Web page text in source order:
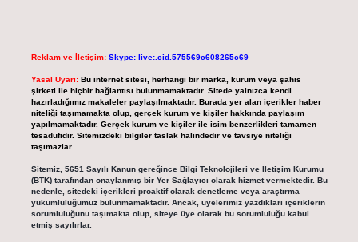
Reklam ve İletişim: Skype: live:.cid.575569c608265c69
Yasal Uyarı: Bu internet sitesi, herhangi bir marka, kurum veya şahıs
şirketi ile hiçbir bağlantısı bulunmamaktadır. Sitede yalnızca kendi
hazırladığımız makaleler paylaşılmaktadır. Burada yer alan içerikler haber
niteliği taşımamakta olup, gerçek kurum ve kişiler hakkında paylaşım
yapılmamaktadır. Gerçek kurum ve kişiler ile isim benzerlikleri tamamen
tesadüfidir. Sitemizdeki bilgiler taslak halindedir ve tavsiye niteliği
taşımazlar.
Sitemiz, 5651 Sayılı Kanun gereğince Bilgi Teknolojileri ve İletişim Kurumu
(BTK) tarafından onaylanmış bir Yer Sağlayıcı olarak hizmet vermektedir. Bu
nedenle, sitedeki içerikleri proaktif olarak denetleme veya araştırma
yükümlülüğümüz bulunmamaktadır. Ancak, üyelerimiz yazdıkları içeriklerin
sorumluluğunu taşımakta olup, siteye üye olarak bu sorumluluğu kabul
etmiş sayılırlar.